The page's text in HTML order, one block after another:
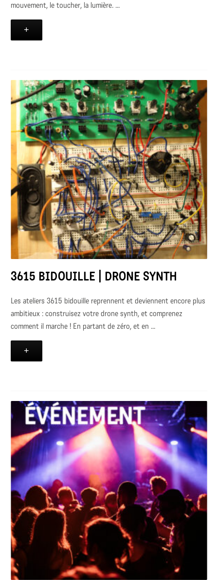
mouvement, le toucher, la lumière. ...
+
3615 BIDOUILLE | DRONE SYNTH
Les ateliers 3615 bidouille reprennent et deviennent encore plus
ambitieux : construisez votre drone synth, et comprenez
comment il marche ! En partant de zéro, et en ...
+